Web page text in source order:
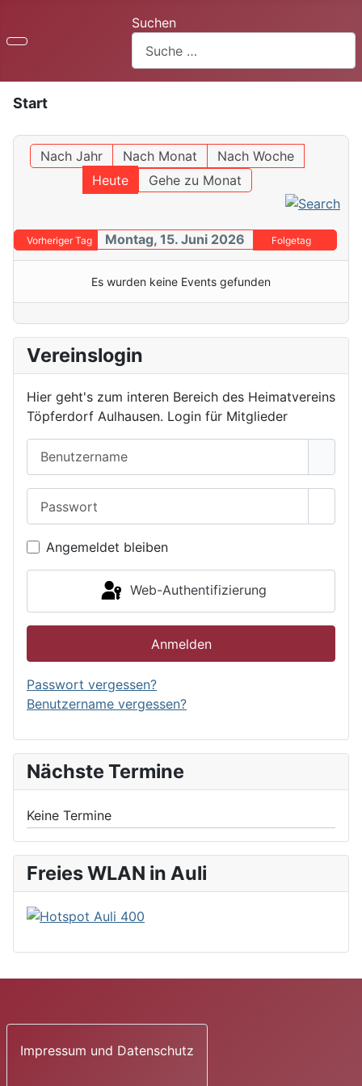
Suchen
Start
Nach Jahr Nach Monat
Nach Woche
Heute
Gehe zu Monat
Vorheriger Tag Montag, 15. Juni 2026 Folgetag
Es wurden keine Events gefunden
Vereinslogin
Hier geht's zum interen Bereich des Heimatvereins
Töpferdorf Aulhausen. Login für Mitglieder
Angemeldet bleiben
Web-Authentifizierung
Anmelden
Passwort vergessen?
Benutzername vergessen?
Nächste Termine
Keine Termine
Freies WLAN in Auli
Impressum und Datenschutz